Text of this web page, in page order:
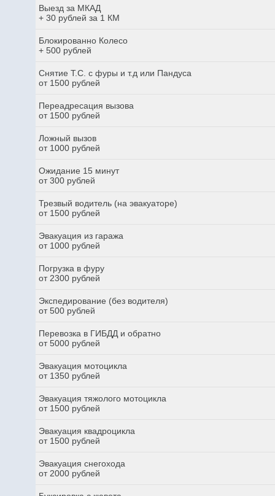
Выезд за МКАД
+ 30 рублей за 1 КМ
Блокированно Колесо
+ 500 рублей
Снятие Т.С. с фуры и т.д или Пандуса
от 1500 рублей
Переадресация вызова
от 1500 рублей
Ложный вызов
от 1000 рублей
Ожидание 15 минут
от 300 рублей
Трезвый водитель (на эвакуаторе)
от 1500 рублей
Эвакуация из гаража
от 1000 рублей
Погрузка в фуру
от 2300 рублей
Экспедирование (без водителя)
от 500 рублей
Перевозка в ГИБДД и обратно
от 5000 рублей
Эвакуация мотоцикла
от 1350 рублей
Эвакуация тяжолого мотоцикла
от 1500 рублей
Эвакуация квадроцикла
от 1500 рублей
Эвакуация снегохода
от 2000 рублей